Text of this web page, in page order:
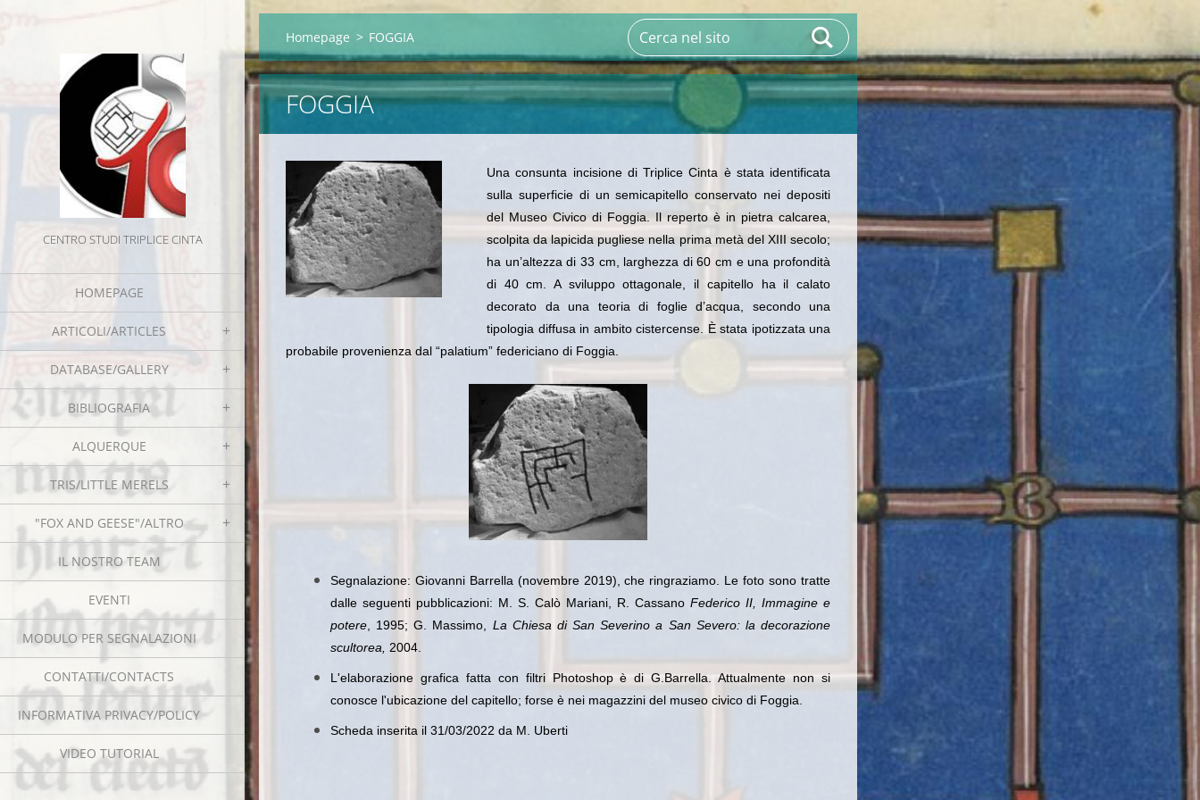
CENTRO STUDI TRIPLICE CINTA
HOMEPAGE
ARTICOLI/ARTICLES
DATABASE/GALLERY
BIBLIOGRAFIA
ALQUERQUE
TRIS/LITTLE MERELS
"FOX AND GEESE"/ALTRO
IL NOSTRO TEAM
EVENTI
MODULO PER SEGNALAZIONI
CONTATTI/CONTACTS
INFORMATIVA PRIVACY/POLICY
VIDEO TUTORIAL
Homepage > FOGGIA
FOGGIA
Una consunta incisione di Triplice Cinta è stata identificata
sulla superficie di un semicapitello conservato nei depositi
del Museo Civico di Foggia. Il reperto è in pietra calcarea,
scolpita da lapicida pugliese nella prima metà del XIII secolo;
ha un’altezza di 33 cm, larghezza di 60 cm e una profondità
di 40 cm. A sviluppo ottagonale, il capitello ha il calato
decorato da una teoria di foglie d’acqua, secondo una
tipologia diffusa in ambito cistercense. È stata ipotizzata una
probabile provenienza dal “palatium” federiciano di Foggia.
Segnalazione: Giovanni Barrella (novembre 2019), che ringraziamo. Le foto sono tratte
dalle seguenti pubblicazioni: M. S. Calò Mariani, R. Cassano Federico II, Immagine e
potere , 1995; G. Massimo, La Chiesa di San Severino a San Severo: la decorazione
scultorea, 2004.
L'elaborazione grafica fatta con filtri Photoshop è di G.Barrella.Attualmente non si
conosce l'ubicazione del capitello; forse è nei magazzini del museo civico di Foggia.
Scheda inserita il 31/03/2022 da M. Uberti